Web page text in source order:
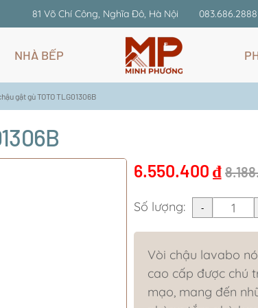
81 Võ Chí Công, Nghĩa Đô, Hà Nội
NHÀ BẾP
gật gù TOTO TLG01306B
6.550.400 ₫
Số lượng:
Vòi chậu lavabo
cao cấp được chú
mạo, mang đến